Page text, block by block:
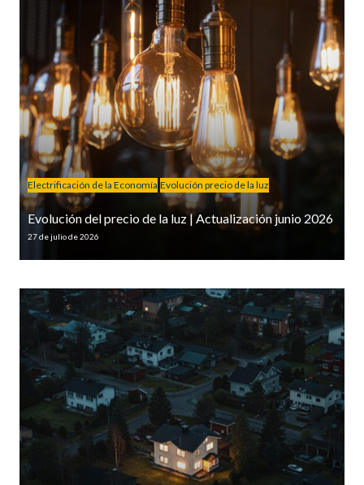
Electrificación de la Economía Evolución precio de la luz
Evolución del precio de la luz | Actualización junio 2026
27 de julio de 2026